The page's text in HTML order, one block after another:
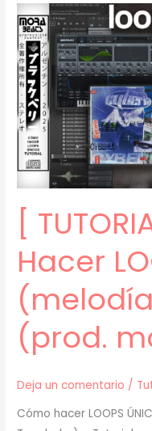
Cómo
Hacer
BEATS
de
WITCH
HOUSE
para
FAKEMINK
y
CRYSTAL
CASTLES
(prod.
mora)
[60]
[
Hacer
(prod.
Deja un comentario /
Cómo hacer LOOPS